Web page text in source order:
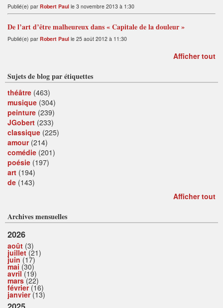
Publié(e) par Robert Paul le 3 novembre 2013 à 1:30
De l’art d’être malheureux dans « Capitale de la douleur »
Publié(e) par Robert Paul le 25 août 2012 à 11:30
Afficher tout
Sujets de blog par étiquettes
théâtre (463)
musique (304)
peinture (239)
JGobert (233)
classique (225)
amour(214)
comédie (201)
poésie (197)
art (194)
de (143)
Afficher tout
Archives mensuelles
2026
août (3)
juillet(21)
juin (17)
mai (30)
avril(19)
mars(22)
février(16)
janvier(13)